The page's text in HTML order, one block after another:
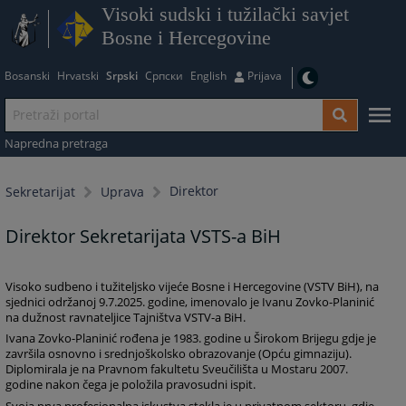
Visoki sudski i tužilački savjet
Bosne i Hercegovine
Bosanski Hrvatski Srpski Српски English Prijava
Napredna pretraga
Sekretarijat Uprava Direktor
Direktor Sekretarijata VSTS-a BiH
Visoko sudbeno i tužiteljsko vijeće Bosne i Hercegovine (VSTV BiH), na
sjednici održanoj 9.7.2025. godine, imenovalo je Ivanu Zovko-Planinić
na dužnost ravnateljice Tajništva VSTV-a BiH.
Ivana Zovko-Planinić rođena je 1983. godine u Širokom Brijegu gdje je
završila osnovno i srednjoškolsko obrazovanje (Opću gimnaziju).
Diplomirala je na Pravnom fakultetu Sveučilišta u Mostaru 2007.
godine nakon čega je položila pravosudni ispit.